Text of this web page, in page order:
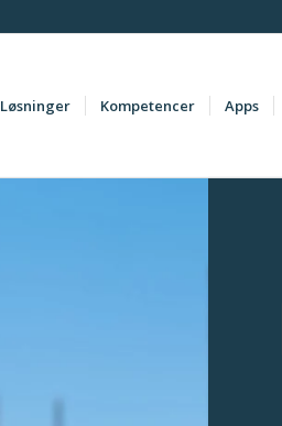
Løsninger Kompetencer Apps